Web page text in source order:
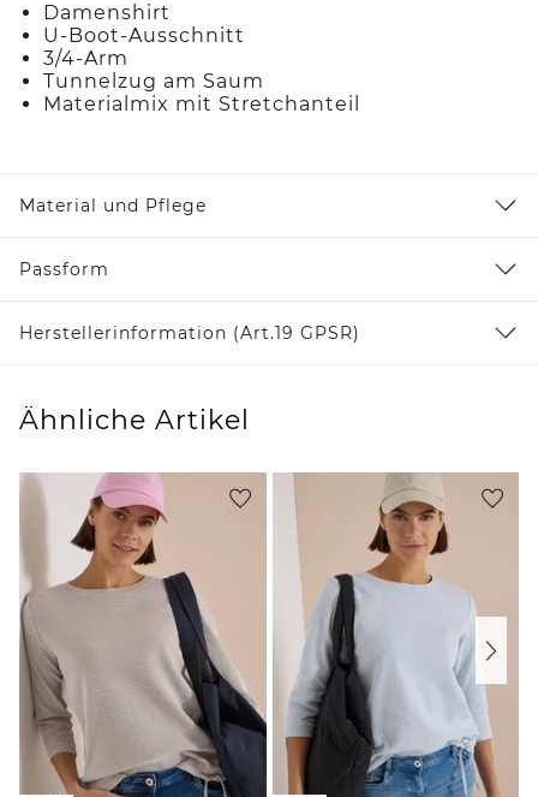
Damenshirt
U-Boot-Ausschnitt
3/4-Arm
Tunnelzug am Saum
Materialmix mit Stretchanteil
Material und Pflege
Passform
Herstellerinformation (Art.19 GPSR)
Ähnliche Artikel